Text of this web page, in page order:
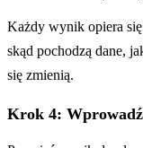
Każdy wynik opiera się
skąd pochodzą dane,
się zmienią.
Krok 4: